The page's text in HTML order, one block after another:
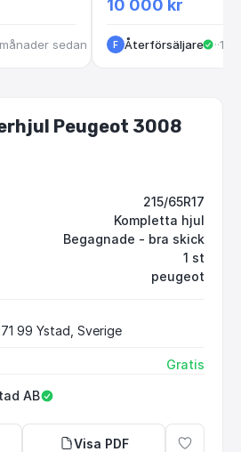
sedan
10 000 kr
F Återförsäljare ··10
Peugeot 3008
215/65R17
Kompletta hjul
Begagnade - bra skick
1 st
peugeot
99 Ystad, Sverige
Gratis
AB
Visa PDF